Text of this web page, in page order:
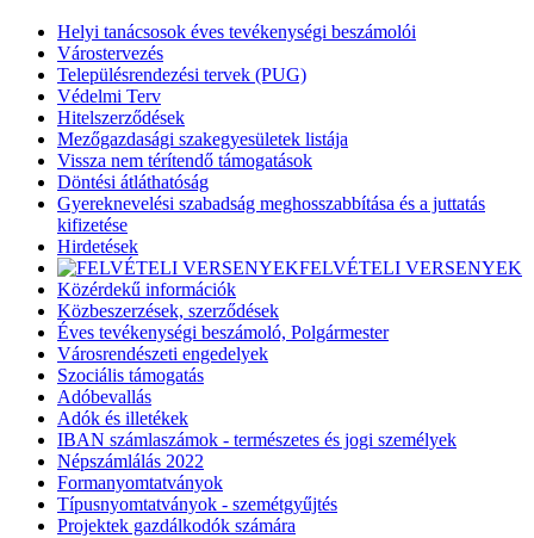
Helyi tanácsosok éves tevékenységi beszámolói
Várostervezés
Településrendezési tervek (PUG)
Védelmi Terv
Hitelszerződések
Mezőgazdasági szakegyesületek listája
Vissza nem térítendő támogatások
Döntési átláthatóság
Gyereknevelési szabadság meghosszabbítása és a juttatás
kifizetése
Hirdetések
FELVÉTELI VERSENYEK
Közérdekű információk
Közbeszerzések, szerződések
Éves tevékenységi beszámoló, Polgármester
Városrendészeti engedelyek
Szociális támogatás
Adóbevallás
Adók és illetékek
IBAN számlaszámok - természetes és jogi személyek
Népszámlálás 2022
Formanyomtatványok
Típusnyomtatványok - szemétgyűjtés
Projektek gazdálkodók számára